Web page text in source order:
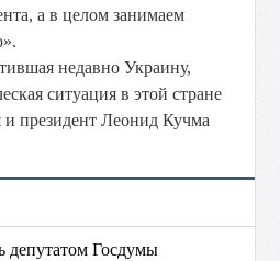
а в целом занимаем
недавно Украину,
ситуация в этой стране
и президент Леонид Кучма
депутатом Госдумы